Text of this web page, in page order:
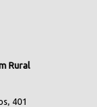
Rural
401